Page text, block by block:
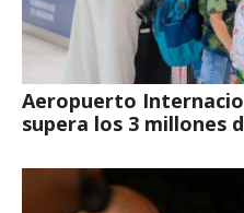
Aeropuerto
supera los 3 millones